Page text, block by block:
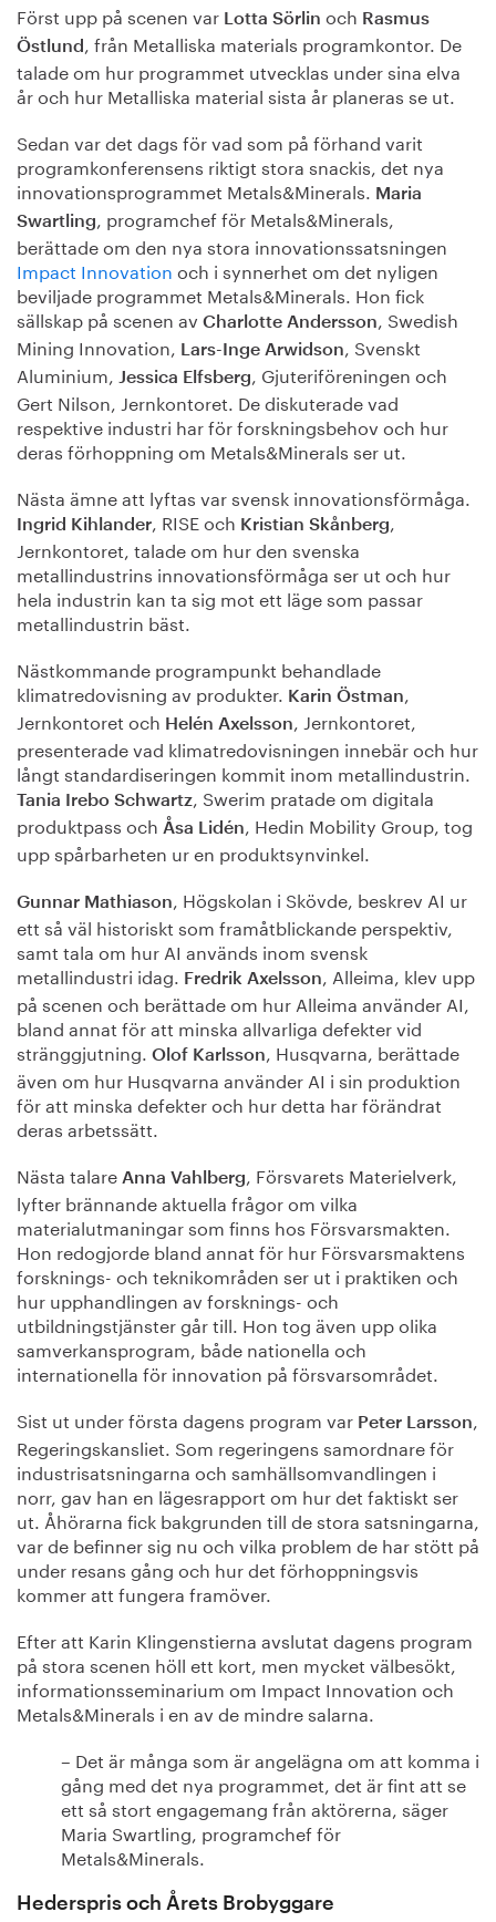
Först upp på scenen var Lotta Sörlin och Rasmus
Östlund , från Metalliska materials programkontor. De
talade om hur programmet utvecklas under sina elva
år och hur Metalliska material sista år planeras se ut.
Sedan var det dags för vad som på förhand varit
programkonferensens riktigt stora snackis, det nya
innovationsprogrammet Metals&Minerals. Maria
Swartling, programchef för Metals&Minerals,
berättade om den nya stora innovationssatsningen
Impact Innovation och i synnerhet om det nyligen
beviljade programmet Metals&Minerals. Hon fick
sällskap på scenen av Charlotte Andersson, Swedish
Mining Innovation,
Lars-Inge Arwidson, Svenskt
Aluminium, Jessica Elfsberg, Gjuteriföreningen och
Gert Nilson, Jernkontoret. De diskuterade vad
respektive industri har för forskningsbehov och hur
deras förhoppning om Metals&Minerals ser ut.
Nästa ämne att lyftas var svensk innovationsförmåga.
Ingrid Kihlander, RISE och Kristian Skånberg,
Jernkontoret, talade om hur den svenska
metallindustrins innovationsförmåga ser ut och hur
hela industrin kan ta sig mot ett läge som passar
metallindustrin bäst.
Nästkommande programpunkt behandlade
klimatredovisning av produkter. Karin Östman,
Jernkontoret och Helén Axelsson, Jernkontoret,
presenterade vad klimatredovisningen innebär och hur
långt standardiseringen kommit inom metallindustrin.
Tania Irebo Schwartz, Swerim pratade om digitala
produktpass och Åsa Lidén, Hedin Mobility Group, tog
upp spårbarheten ur en produktsynvinkel.
Gunnar Mathiason, Högskolan i Skövde, beskrev AI ur
ett så väl historiskt som framåtblickande perspektiv,
samt tala om hur AI används inom svensk
metallindustri idag. Fredrik Axelsson, Alleima, klev upp
på scenen och berättade om hur Alleima använder AI,
bland annat för att minska allvarliga defekter vid
stränggjutning. Olof Karlsson, Husqvarna, berättade
även om hur Husqvarna använder AI i sin produktion
för att minska defekter och hur detta har förändrat
deras arbetssätt.
Nästa talare Anna Vahlberg, Försvarets Materielverk,
lyfter brännande aktuella frågor om vilka
materialutmaningar som finns hos Försvarsmakten.
Hon redogjorde bland annat för hur Försvarsmaktens
forsknings- och teknikområden ser ut i praktiken och
hur upphandlingen av forsknings- och
utbildningstjänster går till. Hon tog även upp olika
samverkansprogram, både nationella och
internationella för innovation på försvarsområdet.
Sist ut under första dagens program var Peter Larsson,
Regeringskansliet. Som regeringens samordnare för
industrisatsningarna och samhällsomvandlingen i
norr, gav han en lägesrapport om hur det faktiskt ser
ut. Åhörarna fick bakgrunden till de stora satsningarna,
var de befinner sig nu och vilka problem de har stött på
under resans gång och hur det förhoppningsvis
kommer att fungera framöver.
Efter att Karin Klingenstierna avslutat dagens program
på stora scenen höll ett kort, men mycket välbesökt,
informationsseminarium om Impact Innovation och
Metals&Minerals i en av de mindre salarna.
– Det är många som är angelägna om att komma i
gång med det nya programmet, det är fint att se
ett så stort engagemang från aktörerna, säger
Maria Swartling, programchef för
Metals&Minerals.
Hederspris och Årets Brobyggare